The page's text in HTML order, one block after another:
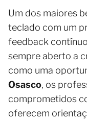
Um dos maiores
teclado com um
feedback
sempre aberto a
como uma
Osasco, os
comprometidos
oferecem